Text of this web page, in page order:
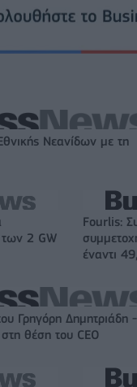
Νεανίδων με τη
2 GW
Fourlis:
έναντι
Γρηγόρη Δημητριάδη
θέση του CEO